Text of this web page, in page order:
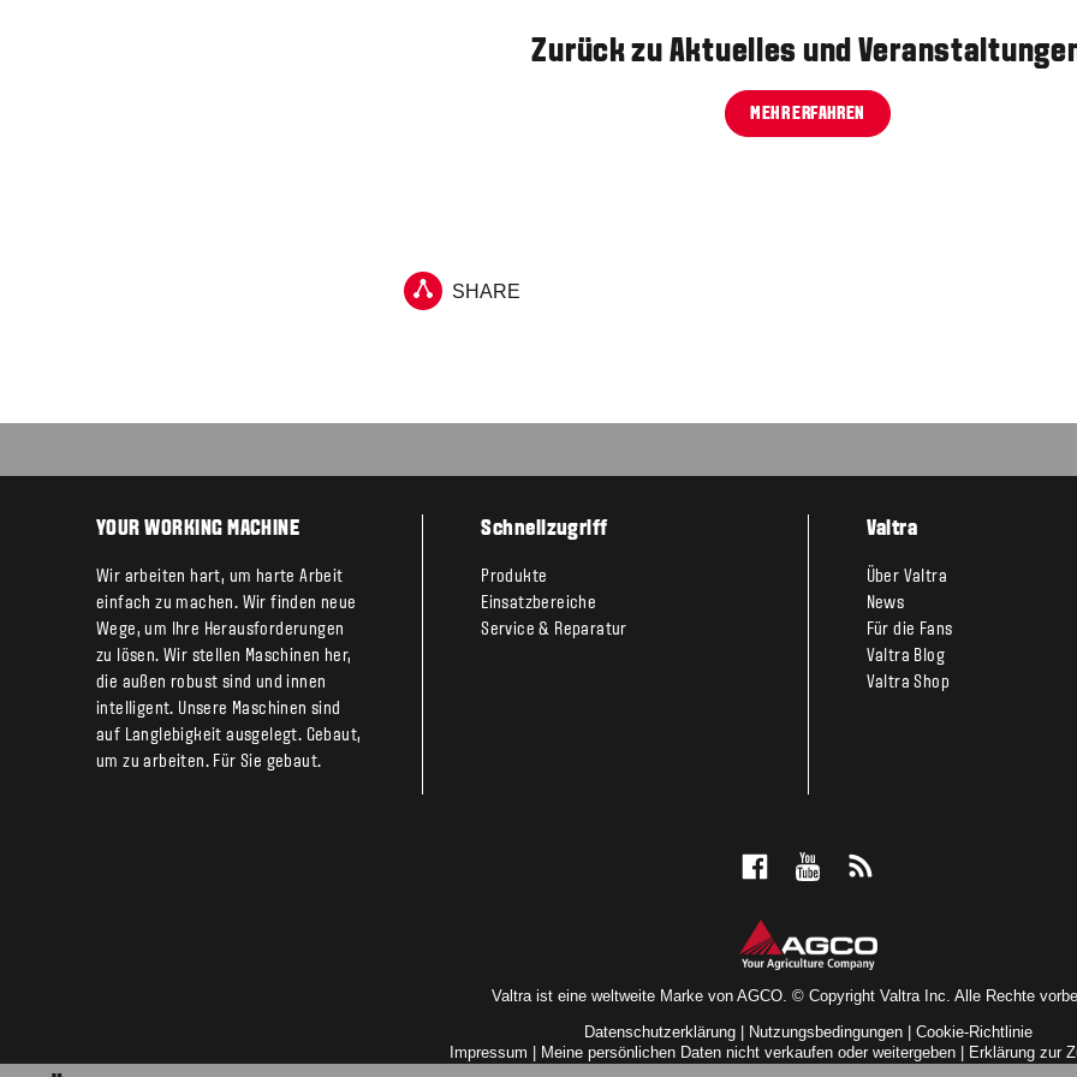
Zurück zu Aktuelles und
MEHR ERFAHREN
SHARE
YOUR WORKING MACHINE
Wir arbeiten hart, um harte Arbeit
einfach zu machen. Wir finden neue
Wege, um Ihre Herausforderungen
zu lösen. Wir stellen Maschinen her,
die außen robust sind und innen
intelligent. Unsere Maschinen sind
auf Langlebigkeit ausgelegt. Gebaut,
um zu arbeiten. Für Sie gebaut.
Schnellzugriff
Produkte
Einsatzbereiche
Service & Reparatur
Valtra
Über Valtra
News
Für die Fans
Valtra Blog
Valtra Shop
Valtra ist eine weltweite Marke von AGCO. © Copyright Valtra Inc. Alle Rechte
Datenschutzerklärung| Nutzungsbedingungen| Cookie-Richtlinie
Impressum
Meine persönlichen Daten nicht verkaufen oder weitergeben| Erklärung zur